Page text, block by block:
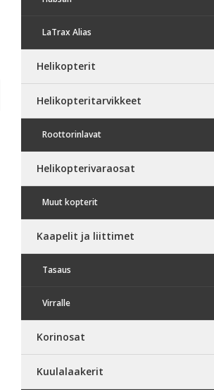
LaTrax Alias
Helikopterit
Helikopteritarvikkeet
Roottorinlavat
Helikopterivaraosat
Muut kopterit
Kaapelit ja liittimet
Tasaus
Virralle
Korinosat
Kuulalaakerit